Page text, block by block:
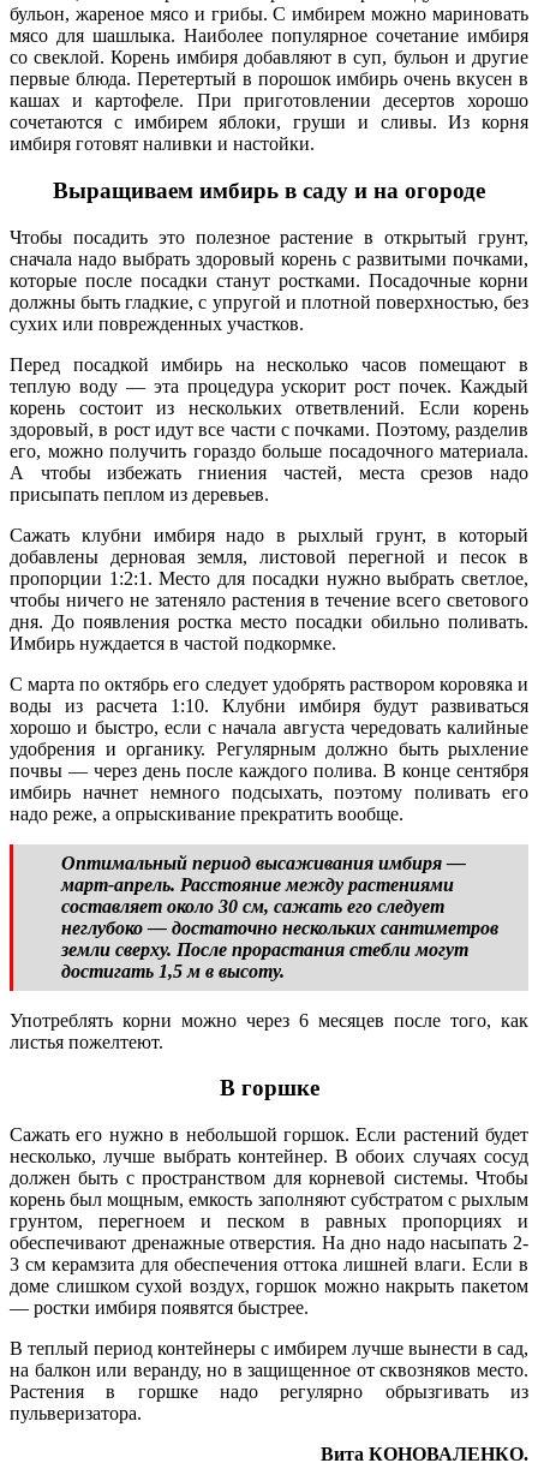
бульон, жареное мясо и грибы. С имбирем можно мариновать
мясо для шашлыка. Наиболее популярное сочетание имбиря
со свеклой. Корень имбиря добавляют в суп, бульон и другие
первые блюда. Перетертый в порошок имбирь очень вкусен в
кашах и картофеле. При приготовлении десертов хорошо
сочетаются с имбирем яблоки, груши и сливы. Из корня
имбиря готовят наливки и настойки.
Выращиваем имбирь в саду и на огороде
Чтобы посадить это полезное растение в открытый грунт,
сначала надо выбрать здоровый корень с развитыми почками,
которые после посадки станут ростками. Посадочные корни
должны быть гладкие, с упругой и плотной поверхностью, без
сухих или поврежденных участков.
Перед посадкой имбирь на несколько часов помещают в
теплую воду — эта процедура ускорит рост почек. Каждый
корень состоит из нескольких ответвлений. Если корень
здоровый, в рост идут все части с почками. Поэтому, разделив
его, можно получить гораздо больше посадочного материала.
А чтобы избежать гниения частей, места срезов надо
присыпать пеплом из деревьев.
Сажать клубни имбиря надо в рыхлый грунт, в который
добавлены дерновая земля, листовой перегной и песок в
пропорции 1:2:1. Место для посадки нужно выбрать светлое,
чтобы ничего не затеняло растения в течение всего светового
дня. До появления ростка место посадки обильно поливать.
Имбирь нуждается в частой подкормке.
С марта по октябрь его следует удобрять раствором коровяка и
воды из расчета 1:10. Клубни имбиря будут развиваться
хорошо и быстро, если с начала августа чередовать калийные
удобрения и органику. Регулярным должно быть рыхление
почвы — через день после каждого полива. В конце сентября
имбирь начнет немного подсыхать, поэтому поливать его
надо реже, а опрыскивание прекратить вообще.
Оптимальный период высаживания имбиря —
март-апрель. Расстояние между растениями
составляет около 30 см, сажать его следует
неглубоко — достаточно нескольких сантиметров
земли сверху. После прорастания стебли могут
достигать 1,5 м в высоту.
Употреблять корни можно через 6 месяцев после того, как
листья пожелтеют.
В горшке
Сажать его нужно в небольшой горшок. Если растений будет
несколько, лучше выбрать контейнер. В обоих случаях сосуд
должен быть с пространством для корневой системы. Чтобы
корень был мощным, емкость заполняют субстратом с рыхлым
грунтом, перегноем и песком в равных пропорциях и
обеспечивают дренажные отверстия. На дно надо насыпать 2-
3 см керамзита для обеспечения оттока лишней влаги. Если в
доме слишком сухой воздух, горшок можно накрыть пакетом
— ростки имбиря появятся быстрее.
В теплый период контейнеры с имбирем лучше вынести в сад,
на балкон или веранду, но в защищенное от сквозняков место.
Растения в горшке надо регулярно обрызгивать из
пульверизатора.
Вита КОНОВАЛЕНКО.